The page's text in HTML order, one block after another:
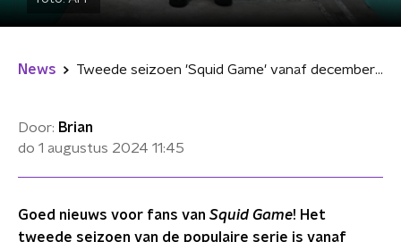
News Tweede seizoen 'Squid Game' vanaf december te zien op Netflix
Door: Brian
do 1 augustus 2024 11:45
Goed nieuws voor fans van Squid Game! Het
tweede seizoen van de populaire serie is vanaf